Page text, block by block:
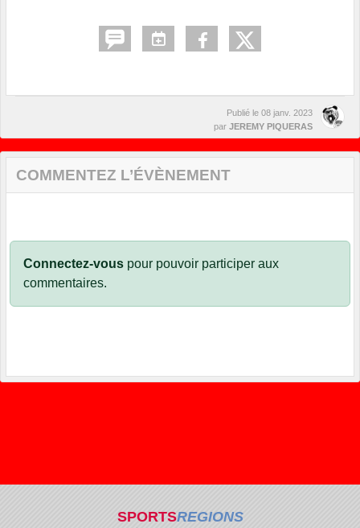
Publié le 08 janv. 2023
par JEREMY PIQUERAS
COMMENTEZ L’ÉVÈNEMENT
Connectez-vous pour pouvoir participer aux
commentaires.
SPORTSREGIONS